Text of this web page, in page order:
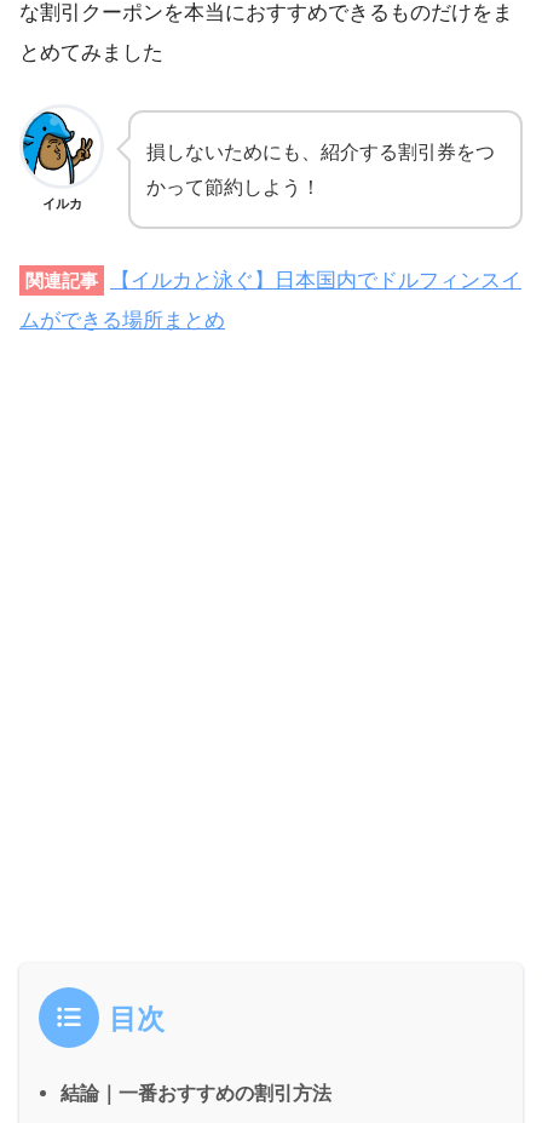
な割引クーポンを本当におすすめできるものだけをま
とめてみました
イルカ
損しないためにも、紹介する割引券をつ
かって節約しよう！
関連記事
【イルカと泳ぐ】日本国内でドルフィンスイ
ムができる場所まとめ
目次
結論｜一番おすすめの割引方法